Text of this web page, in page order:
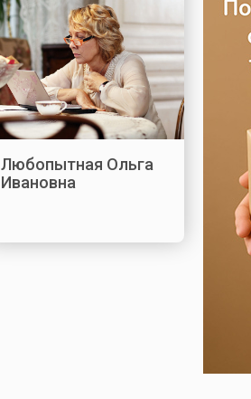
Любопытная Ольга
Ивановна